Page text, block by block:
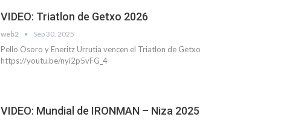
VIDEO: Triatlon de Getxo 2026
web2 Sep 30, 2025
Pello Osoro y Eneritz Urrutia vencen el Triatlon de Getxo
https://youtu.be/nyi2p5vFG_4
VIDEO: Mundial de IRONMAN – Niza 2025